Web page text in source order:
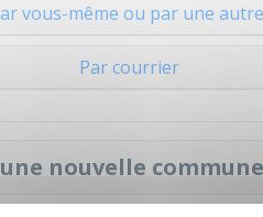
vous-même ou par une
Par courrier
nouvelle commune